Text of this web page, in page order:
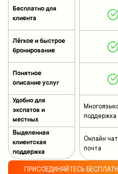
Бесплатно для
клиента
Лёгкое и быстрое
бронирование
Понятное
описание услуг
Удобно для
экспатов и
местных
Выделенная
клиентская
поддержка
поддержка
Онлайн
почта
ПРИСОЕДИНЯЙТЕСЬ